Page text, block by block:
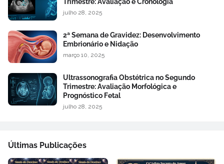
julho 28, 2025
2ª Semana de Gravidez: Desenvolvimento
Embrionário e Nidação
março 10, 2025
Ultrassonografia Obstétrica no Segundo
Trimestre: Avaliação Morfológica e
Prognóstico Fetal
julho 28, 2025
Últimas Publicações